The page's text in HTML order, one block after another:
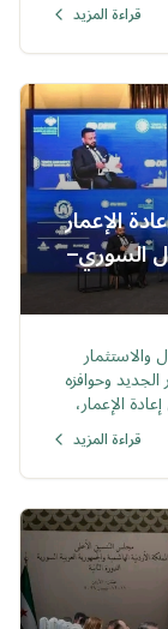
قراءة المزيد
الإعمار
السوري–
والاستثمار
وحوافزه
الإعمار،
طويلة
قراءة المزيد